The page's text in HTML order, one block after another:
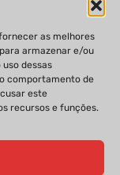
as melhores
armazenar e/ou
dessas
comportamento de
este
recursos e funções.
EDITORIAL